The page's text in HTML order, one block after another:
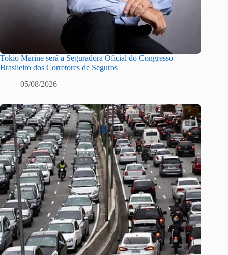
Tokio Marine será a Seguradora Oficial do Congresso
Brasileiro dos Corretores de Seguros
05/08/2026